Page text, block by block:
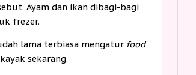
Ayam dan ikan dibagi-bagi
frezer.
lama terbiasa mengatur food
sekarang.